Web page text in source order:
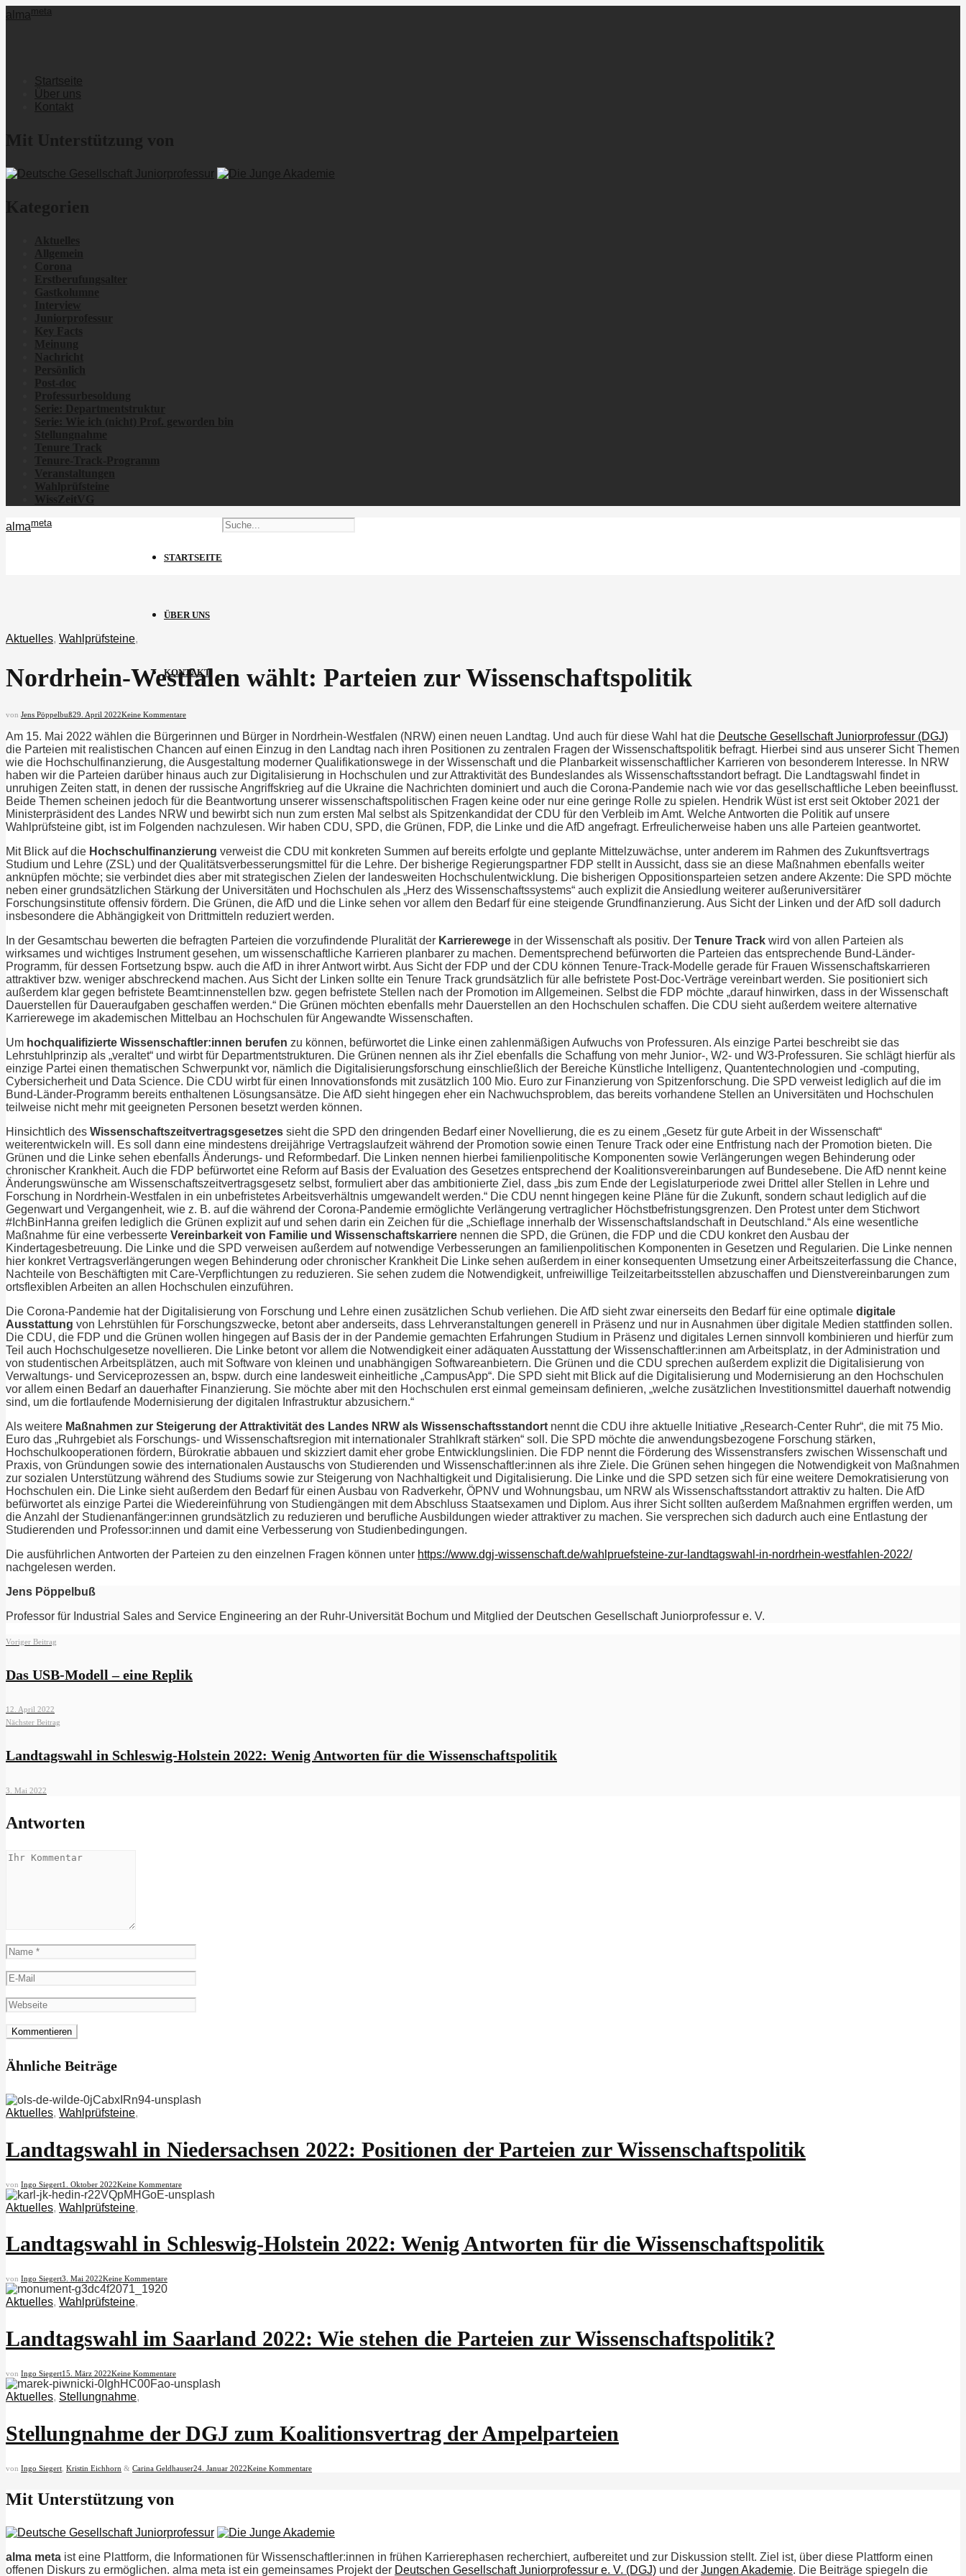
alma meta
Startseite
Über uns
Kontakt
almameta
STARTSEITE
ÜBER UNS
KONTAKT
Aktuelles, Wahlprüfsteine,
Nordrhein-Westfalen wählt: Parteien zur Wissenschaftspolitik
von Jens Pöppelbuß29. April 2022Keine Kommentare
Am 15. Mai 2022 wählen die Bürgerinnen und Bürger in Nordrhein-Westfalen (NRW) einen neuen Landtag. Und auch für diese Wahl hat die Deutsche Gesellschaft Juniorprofessur (DGJ)
die Parteien mit realistischen Chancen auf einen Einzug in den Landtag nach ihren Positionen zu zentralen Fragen der Wissenschaftspolitik befragt. Hierbei sind aus unserer Sicht Themen
wie die Hochschulfinanzierung, die Ausgestaltung moderner Qualifikationswege in der Wissenschaft und die Planbarkeit wissenschaftlicher Karrieren von besonderem Interesse. In NRW
haben wir die Parteien darüber hinaus auch zur Digitalisierung in Hochschulen und zur Attraktivität des Bundeslandes als Wissenschaftsstandort befragt. Die Landtagswahl findet in
unruhigen Zeiten statt, in denen der russische Angriffskrieg auf die Ukraine die Nachrichten dominiert und auch die Corona-Pandemie nach wie vor das gesellschaftliche Leben beeinflusst.
Beide Themen scheinen jedoch für die Beantwortung unserer wissenschaftspolitischen Fragen keine oder nur eine geringe Rolle zu spielen. Hendrik Wüst ist erst seit Oktober 2021 der
Ministerpräsident des Landes NRW und bewirbt sich nun zum ersten Mal selbst als Spitzenkandidat der CDU für den Verbleib im Amt. Welche Antworten die Politik auf unsere
Wahlprüfsteine gibt, ist im Folgenden nachzulesen. Wir haben CDU, SPD, die Grünen, FDP, die Linke und die AfD angefragt. Erfreulicherweise haben uns alle Parteien geantwortet.
Mit Blick auf die Hochschulfinanzierung verweist die CDU mit konkreten Summen auf bereits erfolgte und geplante Mittelzuwächse, unter anderem im Rahmen des Zukunftsvertrags
Studium und Lehre (ZSL) und der Qualitätsverbesserungsmittel für die Lehre. Der bisherige Regierungspartner FDP stellt in Aussicht, dass sie an diese Maßnahmen ebenfalls weiter
anknüpfen möchte; sie verbindet dies aber mit strategischen Zielen der landesweiten Hochschulentwicklung. Die bisherigen Oppositionsparteien setzen andere Akzente: Die SPD möchte
neben einer grundsätzlichen Stärkung der Universitäten und Hochschulen als „Herz des Wissenschaftssystems“ auch explizit die Ansiedlung weiterer außeruniversitärer
Forschungsinstitute offensiv fördern. Die Grünen, die AfD und die Linke sehen vor allem den Bedarf für eine steigende Grundfinanzierung. Aus Sicht der Linken und der AfD soll dadurch
insbesondere die Abhängigkeit von Drittmitteln reduziert werden.
In der Gesamtschau bewerten die befragten Parteien die vorzufindende Pluralität der Karrierewege in der Wissenschaft als positiv. Der Tenure Track wird von allen Parteien als
wirksames und wichtiges Instrument gesehen, um wissenschaftliche Karrieren planbarer zu machen. Dementsprechend befürworten die Parteien das entsprechende Bund-Länder-
Programm, für dessen Fortsetzung bspw. auch die AfD in ihrer Antwort wirbt. Aus Sicht der FDP und der CDU können Tenure-Track-Modelle gerade für Frauen Wissenschaftskarrieren
attraktiver bzw. weniger abschreckend machen. Aus Sicht der Linken sollte ein Tenure Track grundsätzlich für alle befristete Post-Doc-Verträge vereinbart werden. Sie positioniert sich
außerdem klar gegen befristete Beamt:innenstellen bzw. gegen befristete Stellen nach der Promotion im Allgemeinen. Selbst die FDP möchte „darauf hinwirken, dass in der Wissenschaft
Dauerstellen für Daueraufgaben geschaffen werden.“ Die Grünen möchten ebenfalls mehr Dauerstellen an den Hochschulen schaffen. Die CDU sieht außerdem weitere alternative
Karrierewege im akademischen Mittelbau an Hochschulen für Angewandte Wissenschaften.
Um hochqualifizierte Wissenschaftler:innen berufen zu können, befürwortet die Linke einen zahlenmäßigen Aufwuchs von Professuren. Als einzige Partei beschreibt sie das
Lehrstuhlprinzip als „veraltet“ und wirbt für Departmentstrukturen. Die Grünen nennen als ihr Ziel ebenfalls die Schaffung von mehr Junior-, W2- und W3-Professuren. Sie schlägt hierfür als
einzige Partei einen thematischen Schwerpunkt vor, nämlich die Digitalisierungsforschung einschließlich der Bereiche Künstliche Intelligenz, Quantentechnologien und -computing,
Cybersicherheit und Data Science. Die CDU wirbt für einen Innovationsfonds mit zusätzlich 100 Mio. Euro zur Finanzierung von Spitzenforschung. Die SPD verweist lediglich auf die im
Bund-Länder-Programm bereits enthaltenen Lösungsansätze. Die AfD sieht hingegen eher ein Nachwuchsproblem, das bereits vorhandene Stellen an Universitäten und Hochschulen
teilweise nicht mehr mit geeigneten Personen besetzt werden können.
Hinsichtlich des Wissenschaftszeitvertragsgesetzes sieht die SPD den dringenden Bedarf einer Novellierung, die es zu einem „Gesetz für gute Arbeit in der Wissenschaft“
weiterentwickeln will. Es soll dann eine mindestens dreijährige Vertragslaufzeit während der Promotion sowie einen Tenure Track oder eine Entfristung nach der Promotion bieten. Die
Grünen und die Linke sehen ebenfalls Änderungs- und Reformbedarf. Die Linken nennen hierbei familienpolitische Komponenten sowie Verlängerungen wegen Behinderung oder
chronischer Krankheit. Auch die FDP befürwortet eine Reform auf Basis der Evaluation des Gesetzes entsprechend der Koalitionsvereinbarungen auf Bundesebene. Die AfD nennt keine
Änderungswünsche am Wissenschaftszeitvertragsgesetz selbst, formuliert aber das ambitionierte Ziel, dass „bis zum Ende der Legislaturperiode zwei Drittel aller Stellen in Lehre und
Forschung in Nordrhein-Westfalen in ein unbefristetes Arbeitsverhältnis umgewandelt werden.“ Die CDU nennt hingegen keine Pläne für die Zukunft, sondern schaut lediglich auf die
Gegenwart und Vergangenheit, wie z. B. auf die während der Corona-Pandemie ermöglichte Verlängerung vertraglicher Höchstbefristungsgrenzen. Den Protest unter dem Stichwort
#IchBinHanna greifen lediglich die Grünen explizit auf und sehen darin ein Zeichen für die „Schieflage innerhalb der Wissenschaftslandschaft in Deutschland.“ Als eine wesentliche
Maßnahme für eine verbesserte Vereinbarkeit von Familie und Wissenschaftskarriere nennen die SPD, die Grünen, die FDP und die CDU konkret den Ausbau der
Kindertagesbetreuung. Die Linke und die SPD verweisen außerdem auf notwendige Verbesserungen an familienpolitischen Komponenten in Gesetzen und Regularien. Die Linke nennen
hier konkret Vertragsverlängerungen wegen Behinderung oder chronischer Krankheit Die Linke sehen außerdem in einer konsequenten Umsetzung einer Arbeitszeiterfassung die Chance,
Nachteile von Beschäftigten mit Care-Verpflichtungen zu reduzieren. Sie sehen zudem die Notwendigkeit, unfreiwillige Teilzeitarbeitsstellen abzuschaffen und Dienstvereinbarungen zum
ortsflexiblen Arbeiten an allen Hochschulen einzuführen.
Die Corona-Pandemie hat der Digitalisierung von Forschung und Lehre einen zusätzlichen Schub verliehen. Die AfD sieht zwar einerseits den Bedarf für eine optimale digitale
Ausstattung von Lehrstühlen für Forschungszwecke, betont aber anderseits, dass Lehrveranstaltungen generell in Präsenz und nur in Ausnahmen über digitale Medien stattfinden sollen.
Die CDU, die FDP und die Grünen wollen hingegen auf Basis der in der Pandemie gemachten Erfahrungen Studium in Präsenz und digitales Lernen sinnvoll kombinieren und hierfür zum
Teil auch Hochschulgesetze novellieren. Die Linke betont vor allem die Notwendigkeit einer adäquaten Ausstattung der Wissenschaftler:innen am Arbeitsplatz, in der Administration und
von studentischen Arbeitsplätzen, auch mit Software von kleinen und unabhängigen Softwareanbietern. Die Grünen und die CDU sprechen außerdem explizit die Digitalisierung von
Verwaltungs- und Serviceprozessen an, bspw. durch eine landesweit einheitliche „CampusApp“. Die SPD sieht mit Blick auf die Digitalisierung und Modernisierung an den Hochschulen
vor allem einen Bedarf an dauerhafter Finanzierung. Sie möchte aber mit den Hochschulen erst einmal gemeinsam definieren, „welche zusätzlichen Investitionsmittel dauerhaft notwendig
sind, um die fortlaufende Modernisierung der digitalen Infrastruktur abzusichern.“
Als weitere Maßnahmen zur Steigerung der Attraktivität des Landes NRW als Wissenschaftsstandort nennt die CDU ihre aktuelle Initiative „Research-Center Ruhr“, die mit 75 Mio.
Euro das „Ruhrgebiet als Forschungs- und Wissenschaftsregion mit internationaler Strahlkraft stärken“ soll. Die SPD möchte die anwendungsbezogene Forschung stärken,
Hochschulkooperationen fördern, Bürokratie abbauen und skizziert damit eher grobe Entwicklungslinien. Die FDP nennt die Förderung des Wissenstransfers zwischen Wissenschaft und
Praxis, von Gründungen sowie des internationalen Austauschs von Studierenden und Wissenschaftler:innen als ihre Ziele. Die Grünen sehen hingegen die Notwendigkeit von Maßnahmen
zur sozialen Unterstützung während des Studiums sowie zur Steigerung von Nachhaltigkeit und Digitalisierung. Die Linke und die SPD setzen sich für eine weitere Demokratisierung von
Hochschulen ein. Die Linke sieht außerdem den Bedarf für einen Ausbau von Radverkehr, ÖPNV und Wohnungsbau, um NRW als Wissenschaftsstandort attraktiv zu halten. Die AfD
befürwortet als einzige Partei die Wiedereinführung von Studiengängen mit dem Abschluss Staatsexamen und Diplom. Aus ihrer Sicht sollten außerdem Maßnahmen ergriffen werden, um
die Anzahl der Studienanfänger:innen grundsätzlich zu reduzieren und berufliche Ausbildungen wieder attraktiver zu machen. Sie versprechen sich dadurch auch eine Entlastung der
Studierenden und Professor:innen und damit eine Verbesserung von Studienbedingungen.
Die ausführlichen Antworten der Parteien zu den einzelnen Fragen können unter https://www.dgj-wissenschaft.de/wahlpruefsteine-zur-landtagswahl-in-nordrhein-westfahlen-2022/
nachgelesen werden.
Jens Pöppelbuß
Professor für Industrial Sales and Service Engineering an der Ruhr-Universität Bochum und Mitglied der Deutschen Gesellschaft Juniorprofessur e. V.
Voriger Beitrag
Das USB-Modell – eine Replik
12. April 2022
Nächster Beitrag
Landtagswahl in Schleswig-Holstein 2022: Wenig Antworten für die Wissenschaftspolitik
3. Mai 2022
Antworten
Ähnliche Beiträge
Aktuelles, Wahlprüfsteine,
Landtagswahl in Niedersachsen 2022: Positionen der Parteien zur Wissenschaftspolitik
von Ingo Siegert1. Oktober 2022Keine Kommentare
Aktuelles, Wahlprüfsteine,
Landtagswahl in Schleswig-Holstein 2022: Wenig Antworten für die Wissenschaftspolitik
von Ingo Siegert3. Mai 2022Keine Kommentare
Aktuelles, Wahlprüfsteine,
Landtagswahl im Saarland 2022: Wie stehen die Parteien zur Wissenschaftspolitik?
von Ingo Siegert15. März 2022Keine Kommentare
Aktuelles, Stellungnahme,
Stellungnahme der DGJ zum Koalitionsvertrag der Ampelparteien
von Ingo Siegert Kristin Eichhorn & Carina Geldhauser24. Januar 2022Keine Kommentare
Mit Unterstützung von
alma meta ist eine Plattform, die Informationen für Wissenschaftler:innen in frühen Karrierephasen recherchiert, aufbereitet und zur Diskussion stellt. Ziel ist, über diese Plattform einen
offenen Diskurs zu ermöglichen. alma meta ist ein gemeinsames Projekt der Deutschen Gesellschaft Juniorprofessur e. V. (DGJ) und der Jungen Akademie. Die Beiträge spiegeln die